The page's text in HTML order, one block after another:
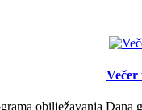
obilježavanja Dana